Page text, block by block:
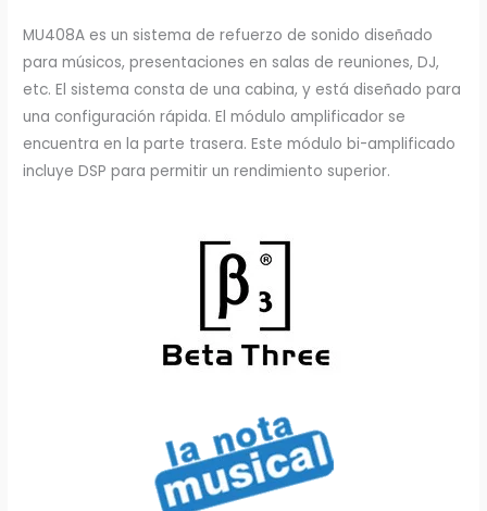
MU408A es un sistema de refuerzo de sonido diseñado
para músicos, presentaciones en salas de reuniones, DJ,
etc. El sistema consta de una cabina, y está diseñado para
una configuración rápida. El módulo amplificador se
encuentra en la parte trasera. Este módulo bi-amplificado
incluye DSP para permitir un rendimiento superior.